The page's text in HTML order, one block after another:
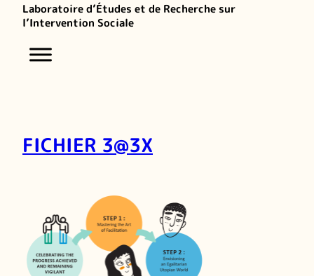
Laboratoire d’Études et de Recherche sur
l’Intervention Sociale
FICHIER 3@3X